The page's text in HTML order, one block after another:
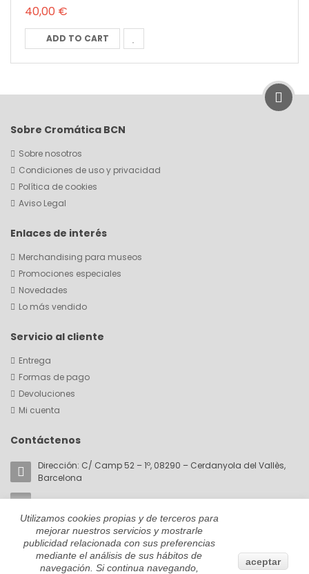
40,00 €
ADD TO CART
Sobre Cromática BCN
Sobre nosotros
Condiciones de uso y privacidad
Política de cookies
Aviso Legal
Enlaces de interés
Merchandising para museos
Promociones especiales
Novedades
Lo más vendido
Servicio al cliente
Entrega
Formas de pago
Devoluciones
Mi cuenta
Contáctenos
Dirección: C/ Camp 52 – 1º, 08290 – Cerdanyola del Vallès,
Barcelona
Email:akorin@cromaticabcn.com
Teléfono: +34 657 81 28 59
Utilizamos cookies propias y de terceros para
mejorar nuestros servicios y mostrarle
publicidad relacionada con sus preferencias
mediante el análisis de sus hábitos de
navegación. Si continua navegando,
aceptar